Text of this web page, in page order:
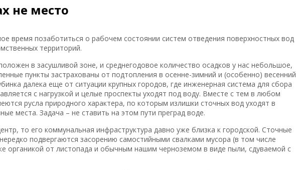
не место
время позаботиться о рабочем состоянии систем отведения поверхностных вод
территорий.
в засушливой зоне, и среднегодовое количество осадков у нас небольшое,
пункты застрахованы от подтопления в осенне-зимний и (особенно) весенний
далека еще от ситуации крупных городов, где инженерная система для сбора
с нагрузкой и целые проспекты уходят под воду. Вместе с тем в любом
русла природного характера, по которым излишки сточных вод уходят в
места. Задача – не ставить на этом пути преград воде.
то его коммунальная инфраструктура давно уже близка к городской. Сточные
подвергаются засорению самостийными свалками мусора (в том числе
органикой от листопада и обычным нашим черноземом в виде пыли, сдуваемой с